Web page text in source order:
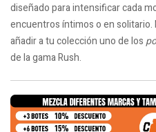
diseñado para intensificar cada
encuentros íntimos o en solitario.
añadir a tu colección uno de los
de la gama Rush.